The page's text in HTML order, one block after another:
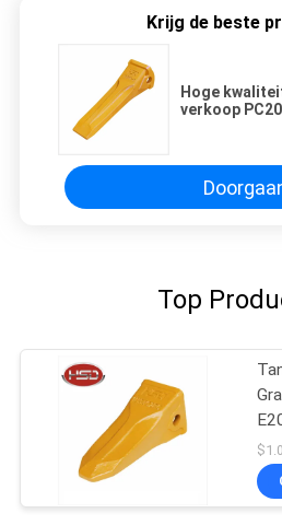
Krijg de beste
Hoge
verkoop
Top